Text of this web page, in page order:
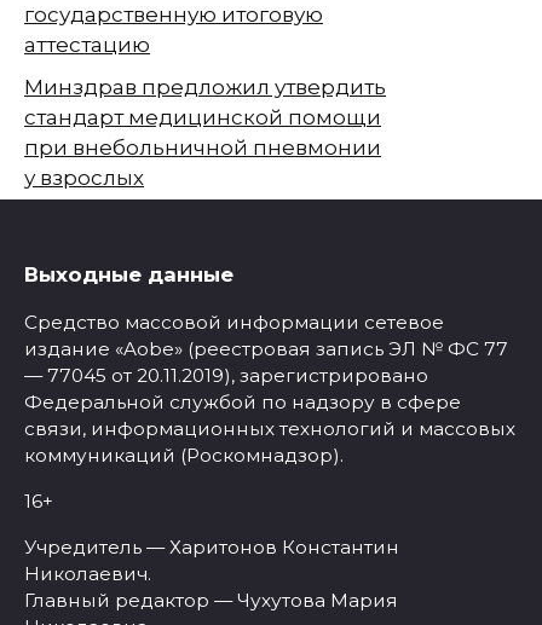
государственную итоговую
аттестацию
Минздрав предложил утвердить
стандарт медицинской помощи
при внебольничной пневмонии
у взрослых
Выходные данные
Средство массовой информации сетевое
издание «Aobe» (реестровая запись ЭЛ № ФС 77
— 77045 от 20.11.2019), зарегистрировано
Федеральной службой по надзору в сфере
связи, информационных технологий и массовых
коммуникаций (Роскомнадзор).
16+
Учредитель — Харитонов Константин
Николаевич.
Главный редактор — Чухутова Мария